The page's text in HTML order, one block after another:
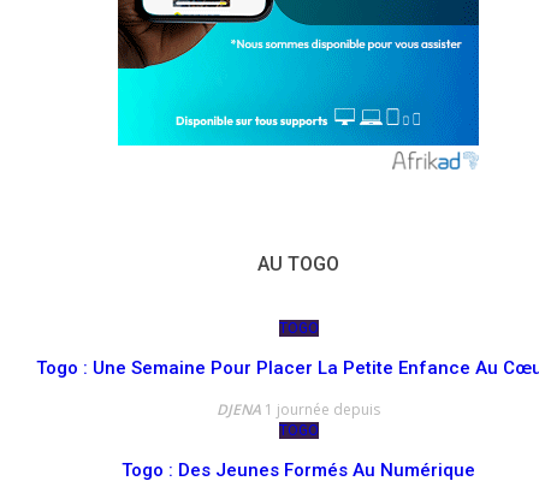
AU TOGO
TOGO
Togo : Une Semaine Pour Placer La Petite Enfance Au
DJENA 1 journée depuis
TOGO
Togo : Des Jeunes Formés Au Numérique